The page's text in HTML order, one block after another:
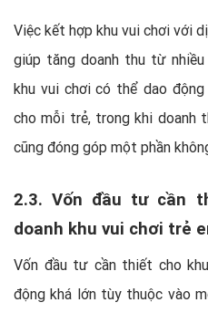
Việc kết hợp khu vui chơi với
giúp tăng doanh thu từ nhiều
khu vui chơi có thể dao
cho mỗi trẻ, trong khi doanh
cũng đóng góp một phần
2.3. Vốn đầu tư cần
doanh khu vui chơi trẻ
Vốn đầu tư cần thiết cho
động khá lớn tùy thuộc vào